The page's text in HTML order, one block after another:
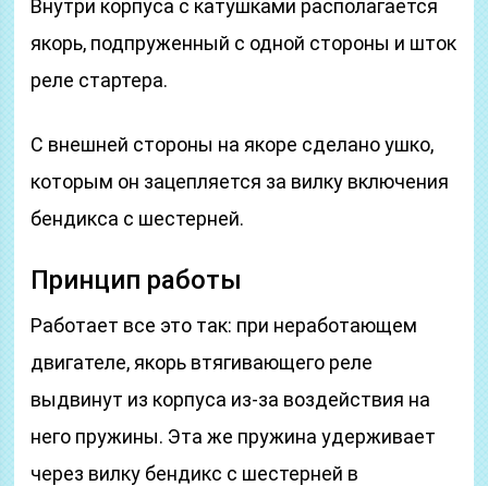
Внутри корпуса с катушками располагается
якорь, подпруженный с одной стороны и шток
реле стартера.
С внешней стороны на якоре сделано ушко,
которым он зацепляется за вилку включения
бендикса с шестерней.
Принцип работы
Работает все это так: при неработающем
двигателе, якорь втягивающего реле
выдвинут из корпуса из-за воздействия на
него пружины. Эта же пружина удерживает
через вилку бендикс с шестерней в